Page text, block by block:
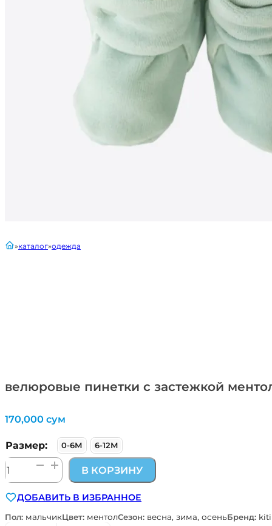
велюровые пинетки с застежкой
главнаякаталог одежда
170,000 сум
Размер: 0-6М 6-12М
Количество
товара
пинетки
с
В КОРЗИНУ
ДОБАВИТЬ В ИЗБРАННОЕ
Пол: мальчикЦвет: ментолСезон: весна, зима, осеньБренд: